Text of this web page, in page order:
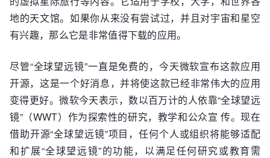
地的天文馆。如果你从来没有尝试过，并且对宇宙和星空
有兴趣，那么它是非常值得下载的应用。
尽管“全球望远镜”一直是免费的，今天微软宣布这款应用
开源，这是一个好消息，并将使这款已经非常伟大的应用
变得更好。微软今天表示，数以百万计的人依靠“全球望远
镜”（WWT）作为探索性的研究，教学和公众宣 传。现在
借助开源“全球望远镜”项目，任何个人或组织将能够适配
和扩展“全球望远镜”的功能，以满足任何研究或教育需